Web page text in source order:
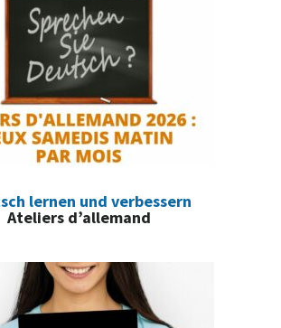
lernen und verbessern
Ateliers d’allemand